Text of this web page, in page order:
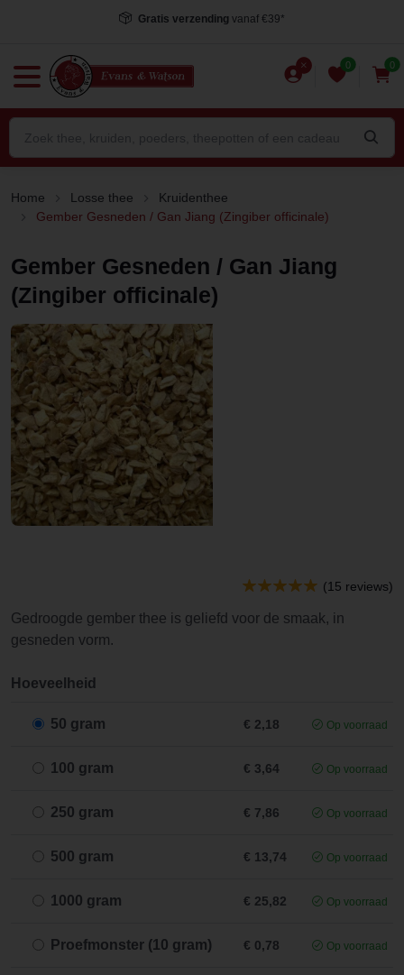
Voor 15.00 uur besteld, dezelfde dag verstuurd*
0 0
Home Losse thee
Kruidenthee
Gember Gesneden / Gan Jiang (Zingiber officinale)
Gember Gesneden / Gan Jiang
(Zingiber officinale)
(15 reviews)
Gedroogde gember thee is geliefd voor de smaak, in
gesneden vorm.
Hoeveelheid
50 gram € 2,18 Op voorraad
100 gram € 3,64 Op voorraad
250 gram € 7,86 Op voorraad
500 gram € 13,74 Op voorraad
1000 gram € 25,82 Op voorraad
Proefmonster (10 gram) € 0,78 Op voorraad